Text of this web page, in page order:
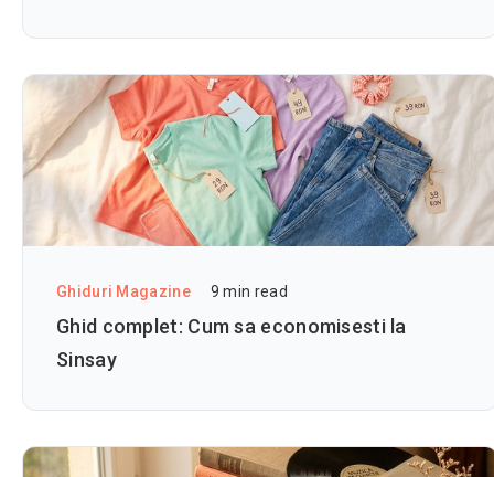
Ghiduri Magazine 9 min read
Ghid complet: Cum sa economisesti la
Sinsay